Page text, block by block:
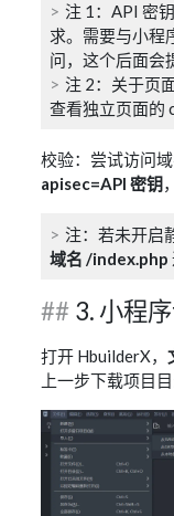
注 1：API 密
求。需要与小程
问，这个后面会
注 2：关于页
查看独立页面的
校验：尝试访问
apisec=API 密钥
注：若未开启
域名 /index.php
3. 小程
打开 HbuilderX，
上一步下载项目